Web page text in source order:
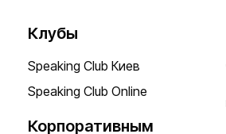
Клубы
Speaking Club Киев
Speaking Club Online
Корпоративным